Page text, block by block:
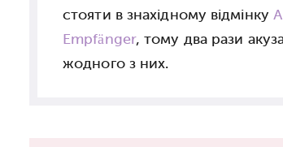
стояти в знахідному відмінку
Empfänger, тому два рази
жодного з них.